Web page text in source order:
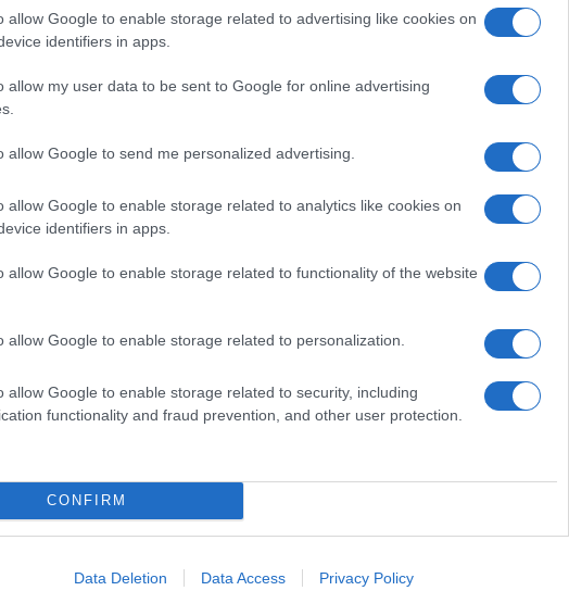
allow Google to enable storage related to advertising like cookies on
identifiers in apps.
allow my user data to be sent to Google for online advertising
allow Google to send me personalized advertising.
allow Google to enable storage related to analytics like cookies on
identifiers in apps.
allow Google to enable storage related to functionality of the website
allow Google to enable storage related to personalization.
allow Google to enable storage related to security, including
functionality and fraud prevention, and other user protection.
CONFIRM
Data Deletion Data Access Privacy Policy
la planificación de rutas, los
adecuada para esfuerzos nocturnos.
y parejas de entrenamiento.
running nocturno
la seguridad y el disfrute de la
los elementos más importantes: